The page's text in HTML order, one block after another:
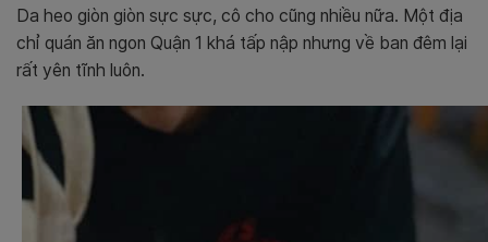
Da heo giòn giòn sực sực, cô cho cũng nhiều nữa. Một địa
chỉ quán ăn ngon Quận 1 khá tấp nập nhưng về ban đêm lại
rất yên tĩnh luôn.